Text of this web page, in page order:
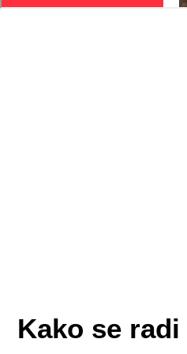
Kako se